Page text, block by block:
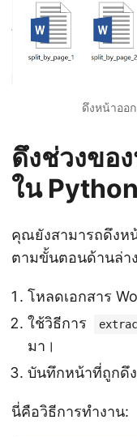
ดึงหน้าออ
ดึงช่วงขอ
ใน Python
คุณยังสามารถดึงห
ตามขั้นตอนด้านล่า
โหลดเอกสาร
ใช้วิธีการ
มา।
บันทึกหน้าที่ถูกดึ
นี่คือวิธีการทำงาน: